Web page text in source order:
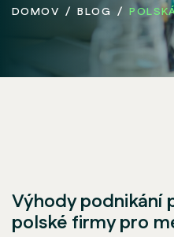
DOMOV BLOG
Výhody podnikání
polské firmy pro